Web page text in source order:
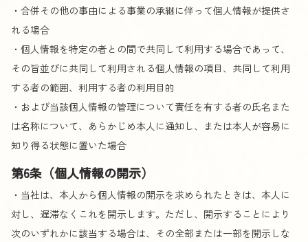
・合併その他の事由による事業の承継に伴って個人情報が提供さ
れる場合
・個人情報を特定の者との間で共同して利用する場合であって、
その旨並びに共同して利用される個人情報の項目、共同して利用
する者の範囲、利用する者の利用目的
・および当該個人情報の管理について責任を有する者の氏名また
は名称について、あらかじめ本人に通知し、または本人が容易に
知り得る状態に置いた場合
第6条（個人情報の開示）
・当社は、本人から個人情報の開示を求められたときは、本人に
対し、遅滞なくこれを開示します。ただし、開示することにより
次のいずれかに該当する場合は、その全部または一部を開示しな